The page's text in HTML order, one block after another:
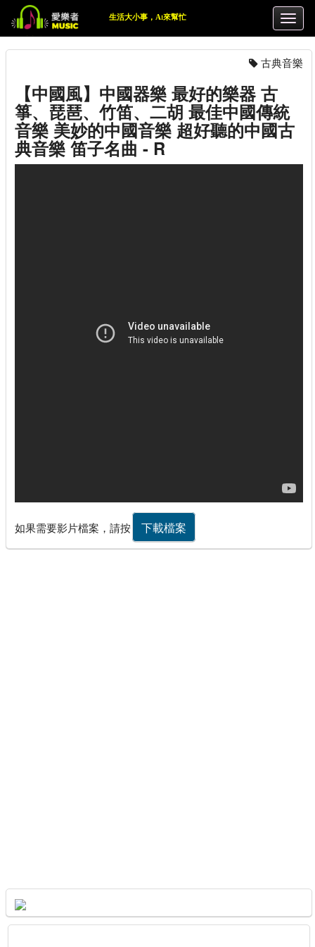
生活大小事，Ai來幫忙
古典音樂
【中國風】中國器樂 最好的樂器 古
箏、琵琶、竹笛、二胡 最佳中國傳統
音樂 美妙的中國音樂 超好聽的中國古
典音樂 笛子名曲 - R
如果需要影片檔案，請按 下載檔案